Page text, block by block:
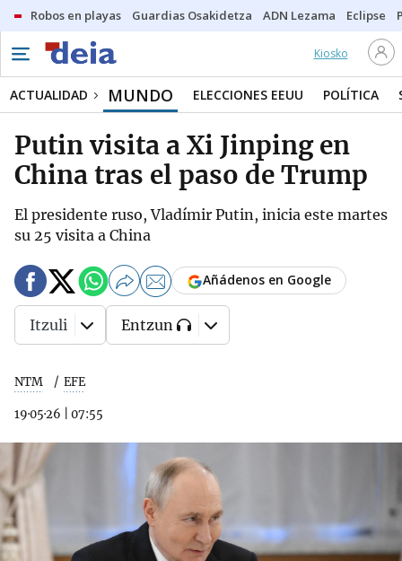
Robos en playas Guardias Osakidetza ADN Lezama Eclipse
Kiosko
ACTUALIDAD MUNDO ELECCIONES EEUU POLÍTICA
Putin visita a Xi Jinping en
China tras el paso de Trump
El presidente ruso, Vladímir Putin, inicia este martes
su 25 visita a China
NTM EFE
19·05·26 07:55
Añádenos en Google
Itzuli Entzun